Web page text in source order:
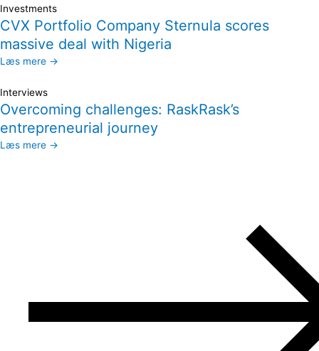
Investments
CVX Portfolio Company Sternula scores
massive deal with Nigeria
Læs mere →
Interviews
Overcoming challenges: RaskRask’s
entrepreneurial journey
Læs mere →